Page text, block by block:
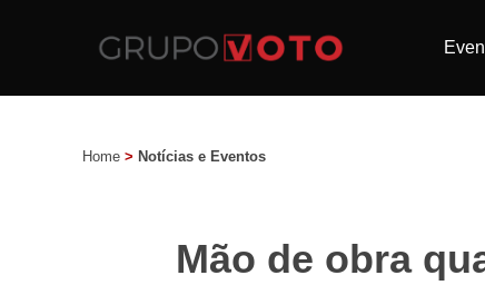
Home > Notícias e Eventos
Mão de obra